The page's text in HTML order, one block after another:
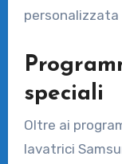
personalizzata
speciali
Oltre ai
lavatrici